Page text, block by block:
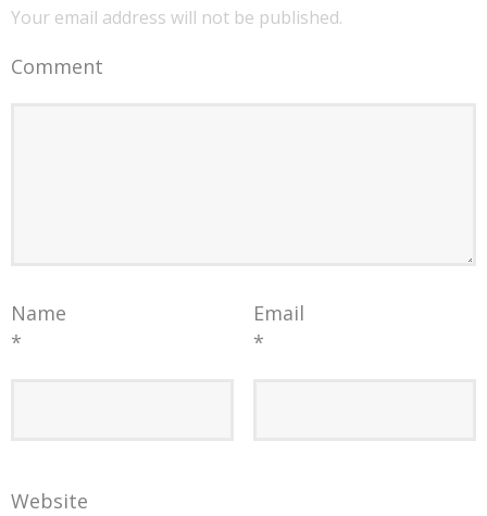
Your email address will not be published.
Comment
Name
*
Email
*
Website